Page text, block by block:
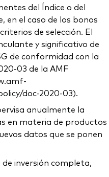
del Índice o del
en el caso de los bonos
de selección. El
y significativo de
de conformidad con la
03 de la AMF
doc-2020-03).
anualmente la
en materia de productos
datos que se ponen
inversión completa,